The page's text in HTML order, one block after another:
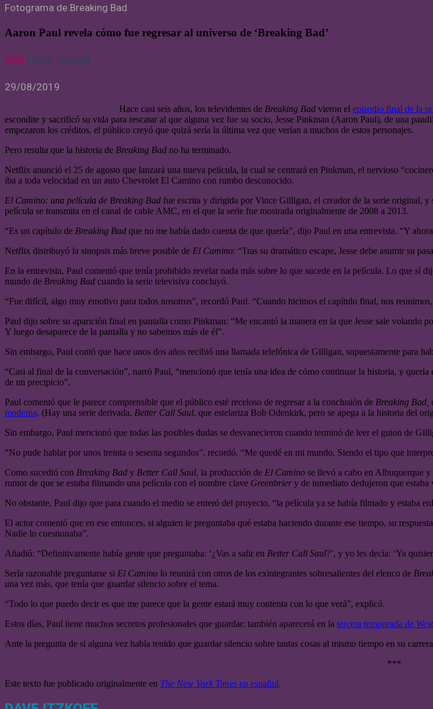
Fotograma de Breaking Bad
Aaron Paul revela cómo fue regresar al universo de ‘Breaking Bad’
POR Dave Itzkoff
29/08/2019
Hace casi seis años, los televidentes de Breaking Bad vieron el episodio final de la
escondite y sacrificó su vida para rescatar al que alguna vez fue su socio, Jesse Pinkman (Aaron Paul), de una
empezaron los créditos, el público creyó que quizá sería la última vez que verían a muchos de estos personajes.
Pero resulta que la historia de Breaking Bad no ha terminado.
Netflix anunció el 25 de agosto que lanzará una nueva película, la cual se centrará en Pinkman, el nervioso
iba a toda velocidad en un auto Chevrolet El Camino con rumbo desconocido.
El Camino: una película de Breaking Bad fue escrita y dirigida por Vince Gilligan, el creador de la serie original,
película se transmita en el canal de cable AMC, en el que la serie fue mostrada originalmente de 2008 a 2013.
“Es un capítulo de Breaking Bad que no me había dado cuenta de que quería”, dijo Paul en una entrevista. “Y
Netflix distribuyó la sinopsis más breve posible de El Camino: “Tras su dramático escape, Jesse debe asumir su
En la entrevista, Paul comentó que tenía prohibido revelar nada más sobre lo que sucede en la película. Lo que sí
mundo de Breaking Bad cuando la serie televisiva concluyó.
“Fue difícil, algo muy emotivo para todos nosotros”, recordó Paul. “Cuando hicimos el capítulo final, nos
Paul dijo sobre su aparición final en pantalla como Pinkman: “Me encantó la manera en la que Jesse sale
Y luego desaparece de la pantalla y no sabemos más de él”.
Sin embargo, Paul contó que hace unos dos años recibió una llamada telefónica de Gilligan, supuestamente para
“Casi al final de la conversación”, narró Paul, “mencionó que tenía una idea de cómo continuar la historia, y
de un precipicio”.
Paul comentó que le parece comprensible que el público esté receloso de regresar a la conclusión de Breaking Bad,
moderna. (Hay una serie derivada, Better Call Saul, que estelariza Bob Odenkirk, pero se apega a la historia del
Sin embargo, Paul mencionó que todas las posibles dudas se desvanecieron cuando terminó de leer el guion de
“No pude hablar por unos treinta o sesenta segundos”, recordó. “Me quedé en mi mundo. Siendo el tipo que
Como sucedió con Breaking Bad y Better Call Saul, la producción de El Camino se llevó a cabo en Albuquerque y
rumor de que se estaba filmando una película con el nombre clave Greenbrier y de inmediato dedujeron que estaba
No obstante, Paul dijo que para cuando el medio se enteró del proyecto, “la película ya se había filmado y estaba
El actor comentó que en ese entonces, si alguien le preguntaba qué estaba haciendo durante ese tiempo, su
Nadie lo cuestionaba”.
Añadió: “Definitivamente había gente que preguntaba: ‘¿Vas a salir en Better Call Saul?’, y yo les decía: ‘Ya
Sería razonable preguntarse si El Camino lo reunirá con otros de los exintegrantes sobresalientes del elenco de
una vez más, que tenía que guardar silencio sobre el tema.
“Todo lo que puedo decir es que me parece que la gente estará muy contenta con lo que verá”, explicó.
Estos días, Paul tiene muchos secretos profesionales que guardar: también aparecerá en la tercera temporada de
Ante la pregunta de si alguna vez había tenido que guardar silencio sobre tantas cosas al mismo tiempo en su
***
Este texto fue publicado originalmente en The New York Times en español.